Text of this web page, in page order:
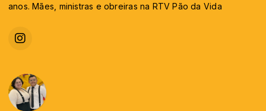
anos. Mães, ministras e obreiras na RTV Pão da Vida